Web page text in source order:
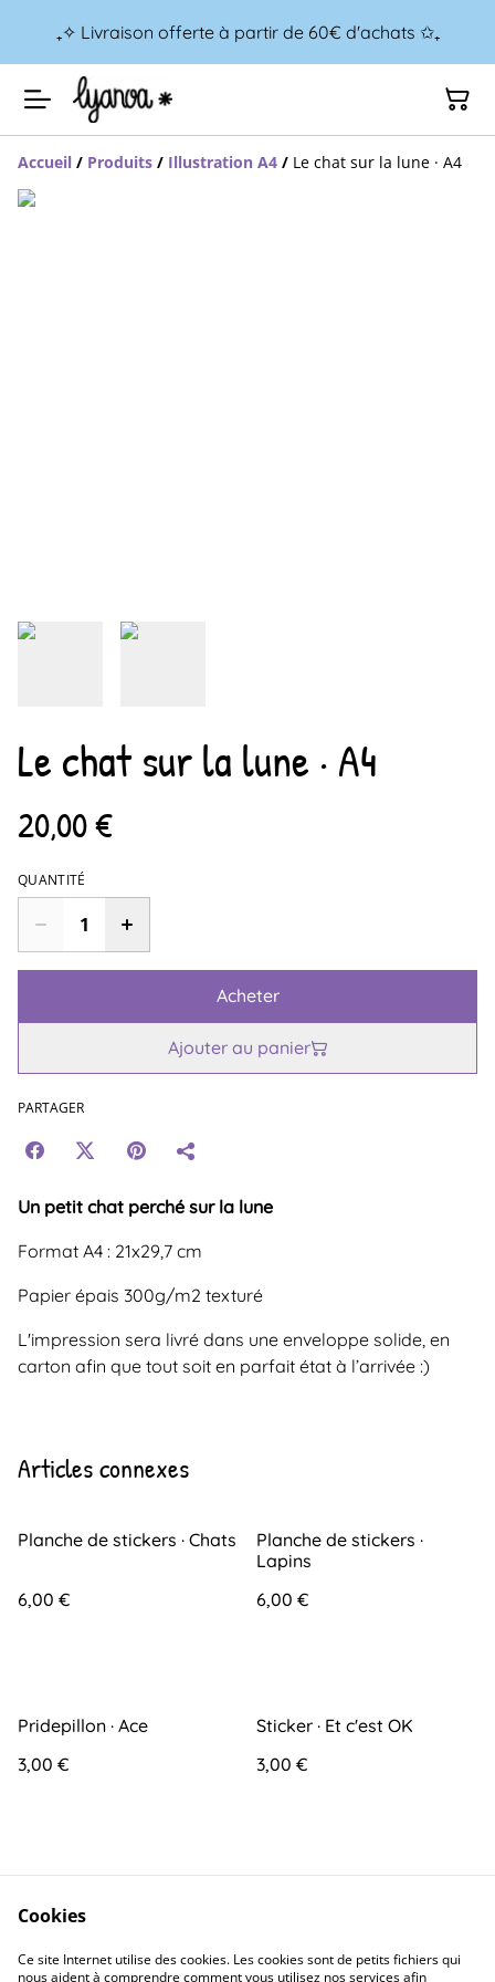
₊✧ Livraison offerte à partir de 60€ d'achats ✩₊
Accueil / Produits / Illustration A4 / Le chat sur la lune · A4
Le chat sur la lune · A4
20,00 €
QUANTITÉ
Acheter
Ajouter au panier
PARTAGER
Un petit chat perché sur la lune
Format A4 : 21x29,7 cm
Papier épais 300g/m2 texturé
L'impression sera livré dans une enveloppe solide, en
carton afin que tout soit en parfait état à l’arrivée :)
Articles connexes
Planche de stickers · Chats
6,00 €
Planche de stickers ·
Lapins
6,00 €
Pridepillon · Ace
3,00 €
Sticker · Et c'est OK
3,00 €
Contact Conditions générales
Cookies
Ce site Internet utilise des cookies. Les cookies sont de petits fichiers qui
nous aident à comprendre comment vous utilisez nos services afin